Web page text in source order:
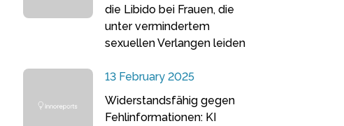
die Libido bei Frauen, die
unter vermindertem
sexuellen Verlangen leiden
13 February 2025
Widerstandsfähig gegen
Fehlinformationen: KI